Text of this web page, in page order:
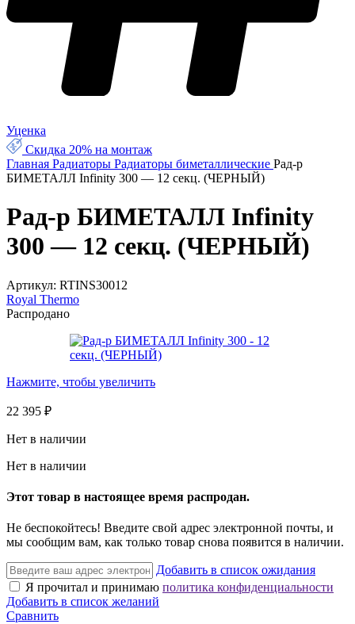
Уценка
Скидка 20% на монтаж
Главная Радиаторы Радиаторы биметаллические Рад-р
БИМЕТАЛЛ Infinity 300 — 12 секц. (ЧЕРНЫЙ)
Рад-р БИМЕТАЛЛ Infinity
300 — 12 секц. (ЧЕРНЫЙ)
Артикул: RTINS30012
Royal Thermo
Распродано
Нажмите, чтобы увеличить
22 395 ₽
Нет в наличии
Нет в наличии
Этот товар в настоящее время распродан.
Не беспокойтесь! Введите свой адрес электронной почты, и
мы сообщим вам, как только товар снова появится в наличии.
Добавить в список ожидания
Я прочитал и принимаю политика конфиденциальности
Добавить в список желаний
Сравнить